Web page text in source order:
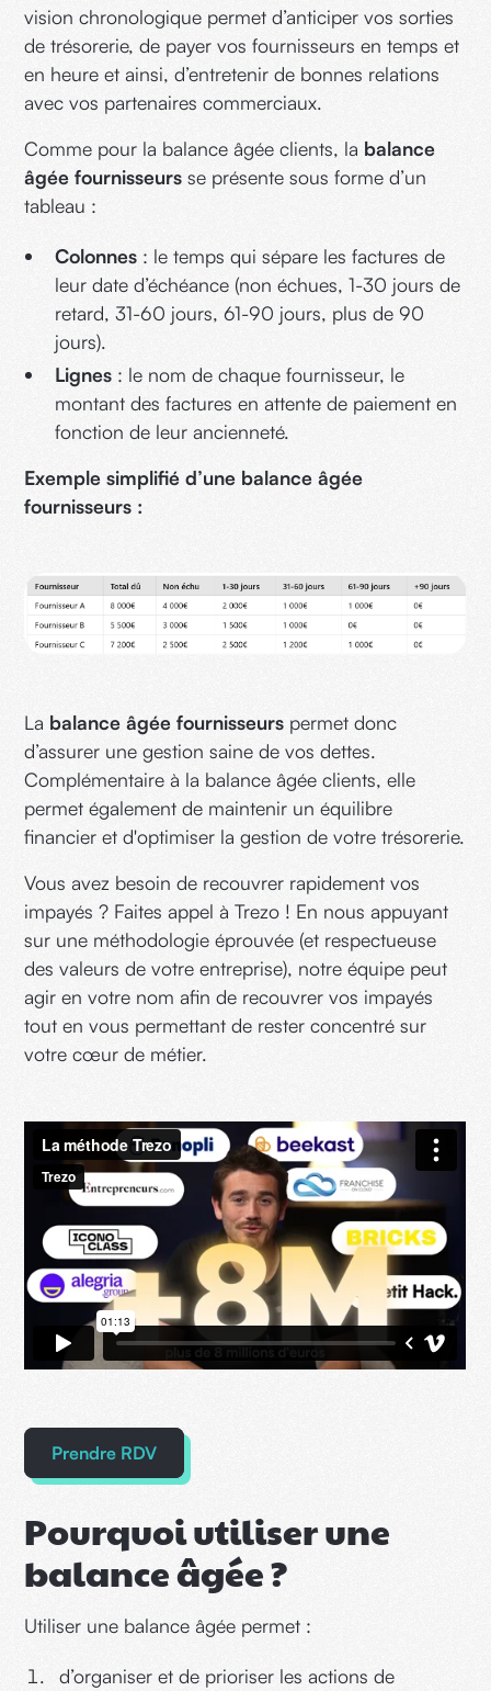
vision chronologique permet d’anticiper vos sorties
de trésorerie, de payer vos fournisseurs en temps et
en heure et ainsi, d’entretenir de bonnes relations
avec vos partenaires commerciaux.
Comme pour la balance âgée clients, la balance
âgée fournisseurs se présente sous forme d’un
tableau :
Colonnes : le temps qui sépare les factures de
leur date d’échéance (non échues, 1-30 jours de
retard, 31-60 jours, 61-90 jours, plus de 90
jours).
Lignes : le nom de chaque fournisseur, le
montant des factures en attente de paiement en
fonction de leur ancienneté.
Exemple simplifié d’une balance âgée
fournisseurs :
La balance âgée fournisseurs permet donc
d’assurer une gestion saine de vos dettes.
Complémentaire à la balance âgée clients, elle
permet également de maintenir un équilibre
financier et d'optimiser la gestion de votre trésorerie.
Vous avez besoin de recouvrer rapidement vos
impayés ? Faites appel à Trezo ! En nous appuyant
sur une méthodologie éprouvée (et respectueuse
des valeurs de votre entreprise), notre équipe peut
agir en votre nom afin de recouvrer vos impayés
tout en vous permettant de rester concentré sur
votre cœur de métier.
Prendre RDV
Pourquoi utiliser une
balance âgée ?
Utiliser une balance âgée permet :
d’organiser et de prioriser les actions de